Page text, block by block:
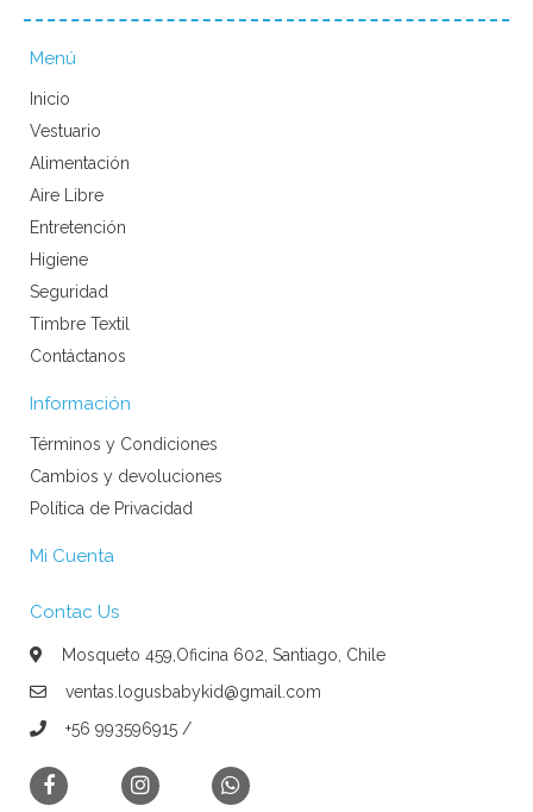
Menú
Inicio
Vestuario
Alimentación
Aire Libre
Entretención
Higiene
Seguridad
Timbre Textil
Contáctanos
Información
Términos y Condiciones
Cambios y devoluciones
Política de Privacidad
Mi Cuenta
Contac Us
Mosqueto 459,Oficina 602, Santiago, Chile
ventas.logusbabykid@gmail.com
+56 993596915 /